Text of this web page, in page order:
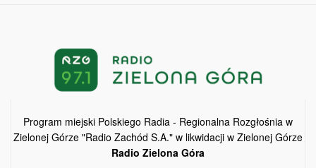
Program miejski Polskiego Radia - Regionalna Rozgłośnia w
Zielonej Górze "Radio Zachód S.A." w likwidacji w Zielonej Górze
Radio Zielona Góra